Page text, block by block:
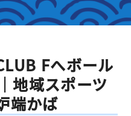
Fへボール
地域スポーツ
端かば